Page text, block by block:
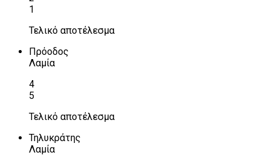
1
Τελικό αποτέλεσμα
Πρόοδος
Λαμία
4
5
Τελικό αποτέλεσμα
Τηλυκράτης
Λαμία